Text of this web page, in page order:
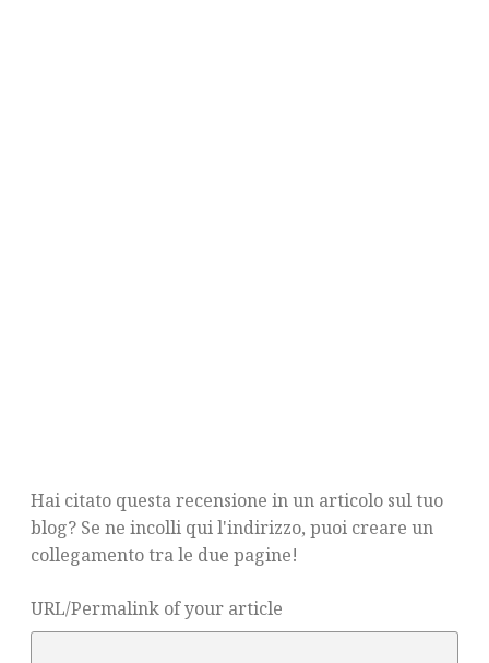
Hai citato questa recensione in un articolo sul tuo
blog? Se ne incolli qui l'indirizzo, puoi creare un
collegamento tra le due pagine!
URL/Permalink of your article